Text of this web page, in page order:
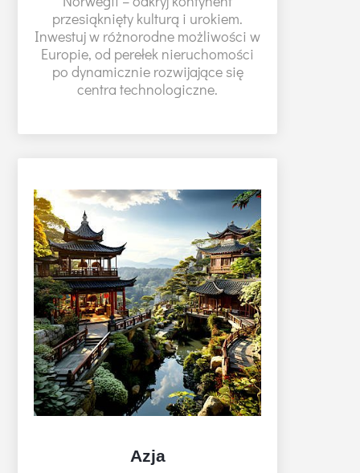
przesiąknięty kulturą i urokiem.
Inwestuj w różnorodne możliwości w
Europie, od perełek nieruchomości
po dynamicznie rozwijające się
centra technologiczne.
Azja